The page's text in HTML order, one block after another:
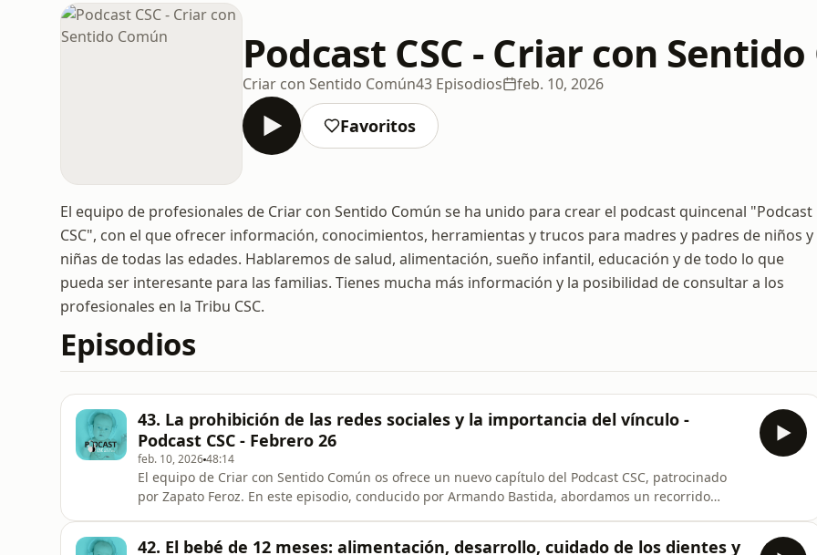
Podcast CSC - Criar con
Criar con Sentido Común43 Episodios feb. 10, 2026
Favoritos
El equipo de profesionales de Criar con Sentido Común se ha unido para crear el podcast quincenal "Podcast
CSC", con el que ofrecer información, conocimientos, herramientas y trucos para madres y padres de niños y
niñas de todas las edades. Hablaremos de salud, alimentación, sueño infantil, educación y de todo lo que
pueda ser interesante para las familias. Tienes mucha más información y la posibilidad de consultar a los
profesionales en la Tribu CSC.
Episodios
43. La prohibición de las redes sociales y la importancia del vínculo -
Podcast CSC - Febrero 26
feb. 10, 202648:14
El equipo de Criar con Sentido Común os ofrece un nuevo capítulo del Podcast CSC, patrocinado
por Zapato Feroz. En este episodio, conducido por Armando Bastida, abordamos un recorrido
42. El bebé de 12 meses: alimentación, desarrollo, cuidado de los dientes y